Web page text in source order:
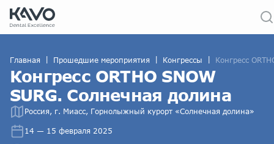
Главная Прошедшие мероприятия Конгрессы Конгресс
Конгресс ORTHO SNOW
SURG. Солнечная долина
Россия, г. Миасс, Горнолыжный курорт «Солнечная долина»
14 — 15 февраля 2025